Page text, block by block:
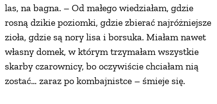
las, na bagna. – Od małego wiedziałam, gdzie
rosną dzikie poziomki, gdzie zbierać najróżniejsze
zioła, gdzie są nory lisa i borsuka. Miałam nawet
własny domek, w którym trzymałam wszystkie
skarby czarownicy, bo oczywiście chciałam nią
zostać… zaraz po kombajnistce – śmieje się.